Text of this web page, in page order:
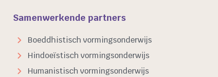
Samenwerkende partners
Boeddhistisch vormingsonderwijs
Hindoeïstisch vormingsonderwijs
Humanistisch vormingsonderwijs